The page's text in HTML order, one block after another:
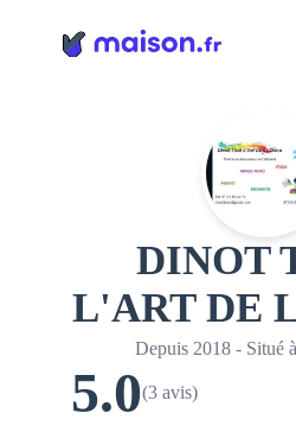
DINOT
L'ART DE
Depuis 2018 - Situé
5.0(3 avis)